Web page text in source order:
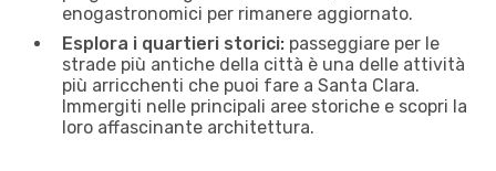
enogastronomici per rimanere aggiornato.
Esplora i quartieri storici: passeggiare per le
strade più antiche della città è una delle attività
più arricchenti che puoi fare a Santa Clara.
Immergiti nelle principali aree storiche e scopri la
loro affascinante architettura.